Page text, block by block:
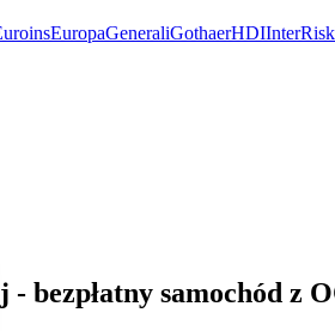
EuropaGeneraliGothaerHDIInterRisk
bezpłatny samochód z